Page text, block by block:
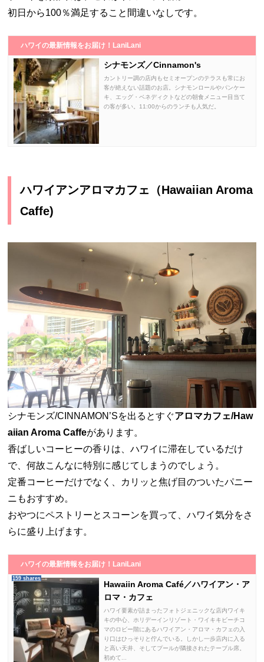
初日から100％満足すること間違いなしです。
ハワイの最新情報をお届け！LaniLani
シナモンズ／Cinnamon's
カントリー調の店内もセミオープンのテラスも常にお
客が絶えない話題のお店。シナモンロールやパンケー
キ、エッグ・ベネディクトなどの朝食メニュー目当て
の客が多い。11:00からのランチも人気だ。
ハワイアンアロマカフェ（Hawaiian Aroma
Caffe)
シナモンズ/CINNAMON’Sを出るとすぐアロマカフェ/Haw
aiian Aroma Caffeがあります。
香ばしいコーヒーの香りは、ハワイに滞在しているだけ
で、何故こんなに特別に感じてしまうのでしょう。
定番コーヒーだけでなく、カリッと焦げ目のついたパニー
ニもおすすめ。
おやつにペストリーとスコーンを買って、ハワイ気分をさ
らに盛り上げます。
ハワイの最新情報をお届け！LaniLani
159 shares
Hawaiin Aroma Café／ハワイアン・ア
ロマ・カフェ
ハワイ要素が詰まったフォトジェニックな店内ワイキ
キの中心、ホリデーインリゾート・ワイキキビーチコ
マのロビー階にあるハワイアン・アロマ・カフェの入
り口はひっそりと佇んでいる。しかし一歩店内に入る
と高い天井、そしてプールが隣接されたテーブル席。
初めて...